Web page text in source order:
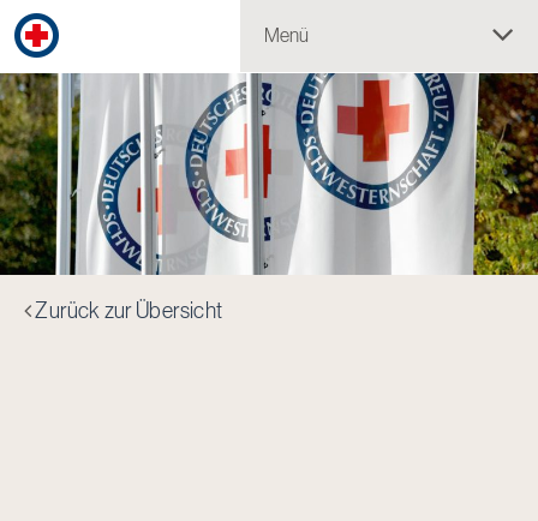
Menü
Zurück zur Übersicht